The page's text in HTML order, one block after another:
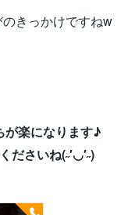
きっかけですねw
が楽になります♪
ださいね(˶′◡′˶)